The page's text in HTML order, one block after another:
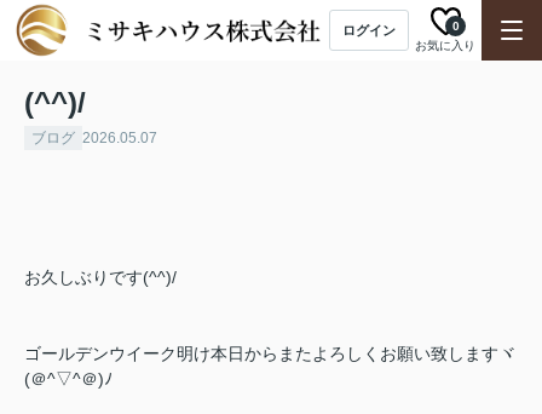
ログイン
お気に入り
0
(^^)/
ブログ 2026.05.07
お久しぶりです(^^)/
ゴールデンウイーク明け本日からまたよろしくお願い致しますヾ
(＠^▽^＠)ﾉ